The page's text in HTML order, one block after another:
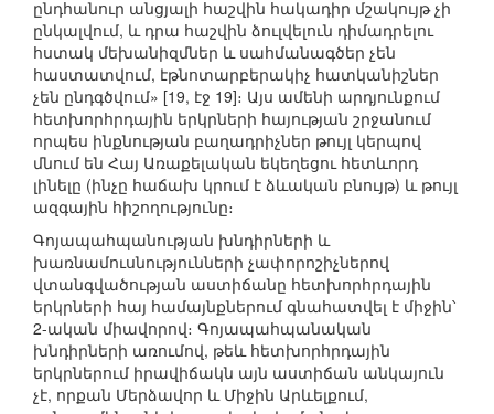
ընդհանուր անցյալի հաշվին հակադիր մշակույթ չի
ընկալվում, և դրա հաշվին ձուլվելուն դիմադրելու
հստակ մեխանիզմներ և սահմանագծեր չեն
հաստատվում, էթնոտարբերակիչ հատկանիշներ
չեն ընդգծվում» [19, էջ 19]։ Այս ամենի արդյունքում
հետխորհրդային երկրների հայության շրջանում
որպես ինքնության բաղադրիչներ թույլ կերպով
մնում են Հայ Առաքելական եկեղեցու հետևորդ
լինելը (ինչը հաճախ կրում է ձևական բնույթ) և թույլ
ազգային հիշողությունը։
Գոյապահպանության խնդիրների և
խառնամուսնությունների չափորոշիչներով
վտանգվածության աստիճանը հետխորհրդային
երկրների հայ համայնքներում գնահատվել է միջին՝
2-ական միավորով։ Գոյապահպանական
խնդիրների առումով, թեև հետխորհրդային
երկրներում իրավիճակն այն աստիճան անկայուն
չէ, որքան Մերձավոր և Միջին Արևելքում,